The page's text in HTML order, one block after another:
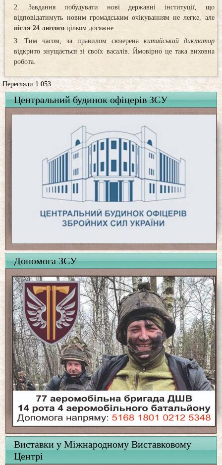
Завдання побудувати нові державні інституції, що
відповідатимуть новим громадським очікуванням не легке, але
після 24 лютого цілком досяжне.
Тим часом, за правилом сюзерена китайський диктатор
відкрито знущається зі своїх васалів. Ймовірно це така виховна
робота.
Перегляди:1 053
Центральний будинок офіцерів ЗСУ
Допомога ЗСУ
Виставки у Міжнародному Виставковому
Центрі